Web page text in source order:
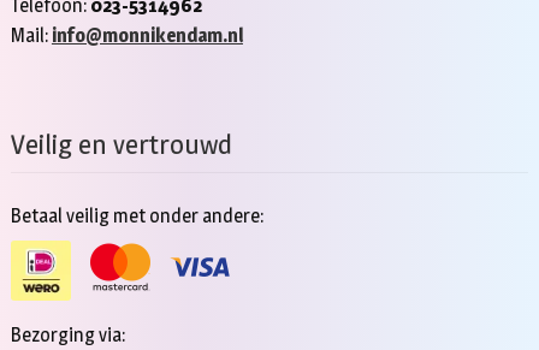
Telefoon: 023-5314962
Mail: info@monnikendam.nl
Veilig en vertrouwd
Betaal veilig met onder andere:
Bezorging via: